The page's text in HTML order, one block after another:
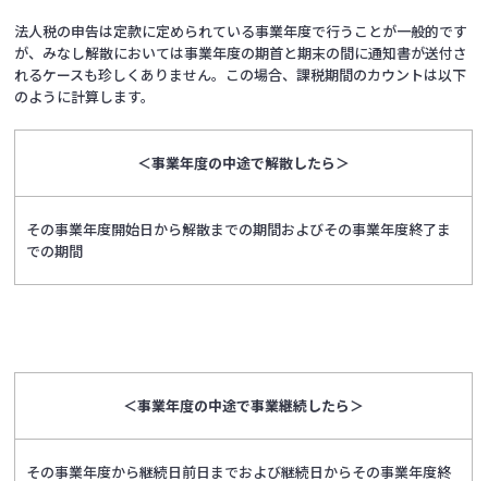
法人税の申告は定款に定められている事業年度で行うことが一般的です
が、みなし解散においては事業年度の期首と期末の間に通知書が送付さ
れるケースも珍しくありません。この場合、課税期間のカウントは以下
のように計算します。
＜事業年度の中途で解散したら＞
その事業年度開始日から解散までの期間およびその事業年度終了ま
での期間
＜事業年度の中途で事業継続したら＞
その事業年度から継続日前日までおよび継続日からその事業年度終